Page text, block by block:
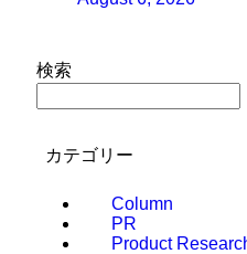
検索
カテゴリー
Column
PR
Product